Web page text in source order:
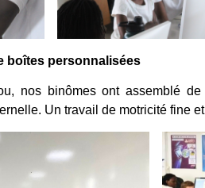
boîtes personnalisées
nos binômes ont assemblé
Un travail de motricité fine